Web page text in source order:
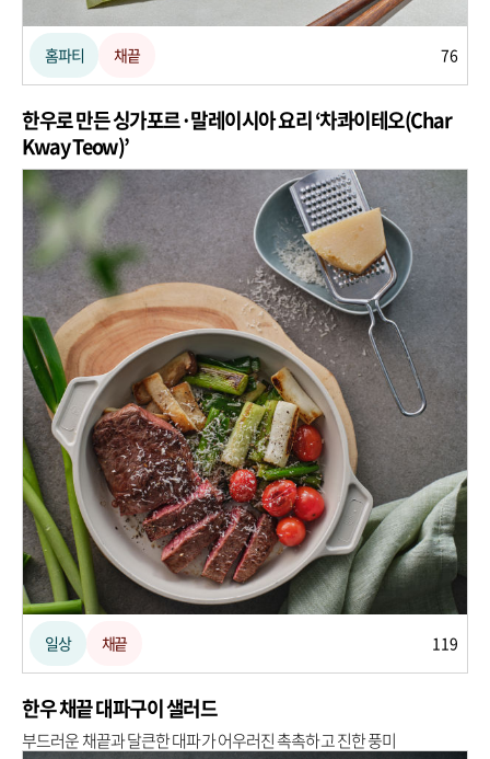
홈파티 채끝 76
한우로 만든 싱가포르·말레이시아 요리 ‘차콰이테오(Char
Kway Teow)’
일상 채끝 119
한우 채끝 대파구이 샐러드
부드러운 채끝과 달큰한 대파가 어우러진 촉촉하고 진한 풍미